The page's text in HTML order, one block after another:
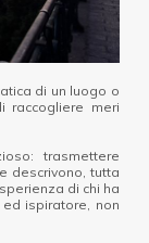
di un luogo o
raccogliere meri
trasmettere
descrivono, tutta
di chi ha
ispiratore, non